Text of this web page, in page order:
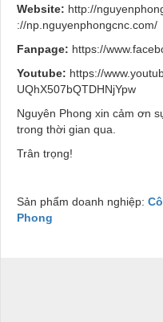
Website: http://
://np.nguyenphongcnc.com/
Fanpage: https://
Youtube: https://
UQhX507bQTDHNjYpw
Nguyên Phong xin cảm ơn
trong thời gian qua.
Trân trọng!
Sản phẩm doanh nghiệp:
Phong